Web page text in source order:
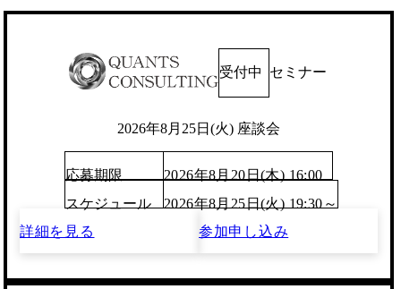
受付中 セミナー
2026年8月25日(火) 座談会
応募期限
2026年8月20日(木) 16:00
スケジュール
2026年8月25日(火) 19:30～
詳細を見る
参加申し込み